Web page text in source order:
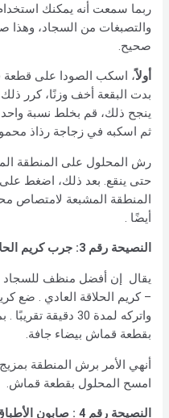
ربما سمعت أنه يمكنك استخدام
والتصبغات من السجاد، وهذا
صحيح.
أولاً، اسكب الصودا على قطعة
بدت البقعة أخف وزنًا، كرر
ينجح ذلك، قم بخلط نسبة واحد
ثم اسكبه في زجاجة رذاذ
حتى ينقع. بعد ذلك، اضغط
المنطقة المشبعة لامتصاص
أيضًا .
النصيحة رقم 3: جرب كريم
يقال إن أفضل منظف للسجاد
– كريم الحلاقة العادي . ضع
واتركه لمدة 30
بقطعة قماش بيضاء جافة.
امسح المحلول بقطعة قماش.
النصيحة رقم 4 : صابون الأطباق يقطع الشحوم